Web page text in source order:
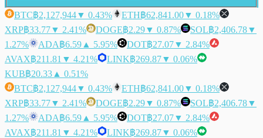
BTC฿2,127,944▼ 0.43% ETH฿62,841.00▼ 0.18%
XRP฿33.77▼ 2.41% DOGE฿2.29▼ 0.87% SOL฿2,406.78▼
1.27%
ADA฿6.59 ▲ 5.95% DOT฿27.07▼ 2.84%
AVAX฿211.81 ▼ 4.21% LINK฿269.87▼ 0.06%
KUB฿20.33 ▲ 0.51%
BTC฿2,127,944▼ 0.43% ETH฿62,841.00▼ 0.18%
XRP฿33.77▼ 2.41% DOGE฿2.29▼ 0.87% SOL฿2,406.78▼
1.27%
ADA฿6.59 ▲ 5.95% DOT฿27.07▼ 2.84%
AVAX฿211.81 ▼ 4.21% LINK฿269.87▼ 0.06%